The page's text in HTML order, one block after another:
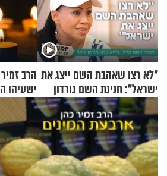
"לא רצו שאהבת השם ייצג את
ישראל": חנינת השם גורדון
בריאיון מעורר השראה
הרב
ישעיהו